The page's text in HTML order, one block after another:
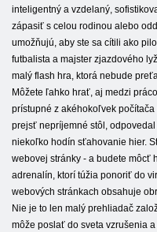
inteligentný a vzdelaný,
zápasiť s celou rodinou alebo
umožňujú, aby ste sa cítili ako
futbalista a majster zjazdového
malý flash hra, ktorá nebude
Môžete ľahko hrať, aj medzi
prístupné z akéhokoľvek
prejsť nepríjemné stôl,
niekoľko hodín sťahovanie hier.
webovej stránky - a budete môcť
adrenalín, ktorí túžia ponoriť do
webových stránkach obsahuje
Nie je to len malý prehliadač
môže poslať do sveta vzrušenia